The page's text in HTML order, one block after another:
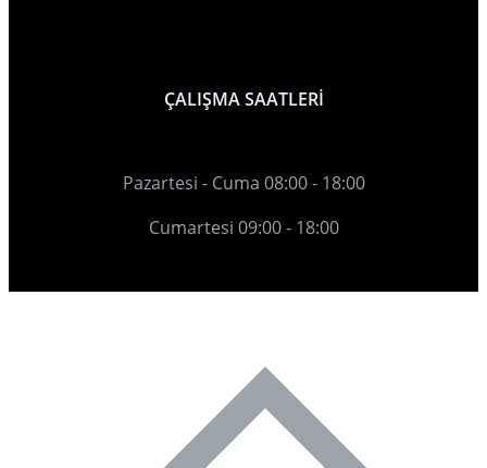
ÇALIŞMA SAATLERİ
Pazartesi - Cuma 08:00 - 18:00
Cumartesi 09:00 - 18:00